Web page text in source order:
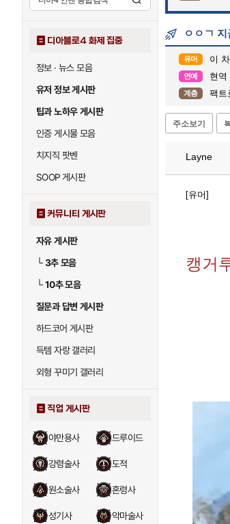
디아블로4 화제 집중
정보 · 뉴스 모음
유저 정보 게시판
팁과 노하우 게시판
인증 게시물 모음
치지직 팟벤
SOOP 게시판
커뮤니티 게시판
자유 게시판
└3추 모음
└10추 모음
질문과 답변 게시판
하드코어 게시판
득템 자랑 갤러리
외형 꾸미기 갤러리
직업 게시판
야만용사 드루이드
강령술사 도적
원소술사 혼령사
성기사 악마술사
ㅇㅇㄱ
유머 이
연예 현역
계층 팩트
주소보기
Layne
[유머]
캥거